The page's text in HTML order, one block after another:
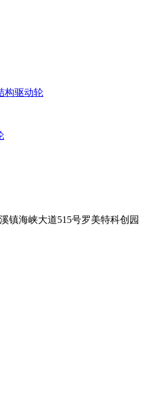
构驱动轮
镇海峡大道515号罗美特科创园